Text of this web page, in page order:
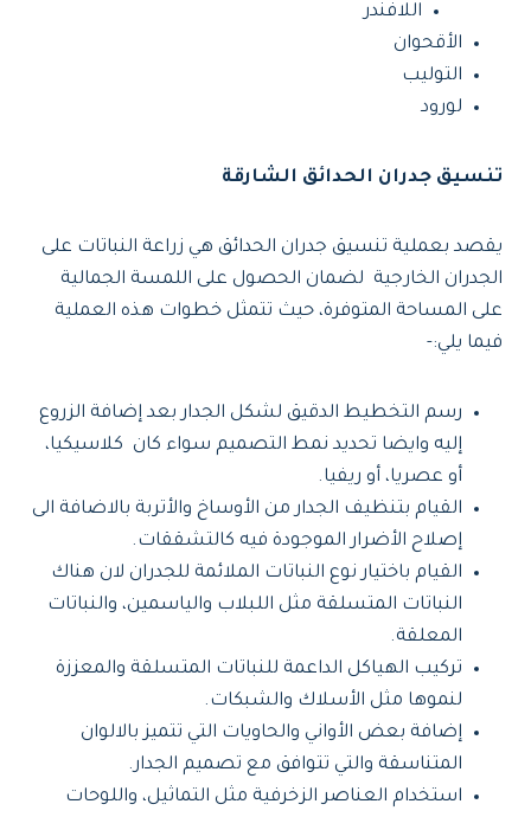
اللافندر
الأقحوان
التوليب
لورود
تنسيق جدران الحدائق الشارقة
يقصد بعملية تنسيق جدران الحدائق هي زراعة النباتات على
الجدران الخارجية لضمان الحصول على اللمسة الجمالية
على المساحة المتوفرة، حيث تتمثل خطوات هذه العملية
فيما يلي:-
رسم التخطيط الدقيق لشكل الجدار بعد إضافة الزروع
إليه وايضا تحديد نمط التصميم سواء كان كلاسيكيا،
أو عصريا، أو ريفيا.
القيام بتنظيف الجدار من الأوساخ والأتربة بالاضافة الى
إصلاح الأضرار الموجودة فيه كالتشققات.
القيام باختيار نوع النباتات الملائمة للجدران لان هناك
النباتات المتسلقة مثل اللبلاب والياسمين، والنباتات
المعلقة.
تركيب الهياكل الداعمة للنباتات المتسلقة والمعززة
لنموها مثل الأسلاك والشبكات.
إضافة بعض الأواني والحاويات التي تتميز بالالوان
المتناسقة والتي تتوافق مع تصميم الجدار.
استخدام العناصر الزخرفية مثل التماثيل، واللوحات